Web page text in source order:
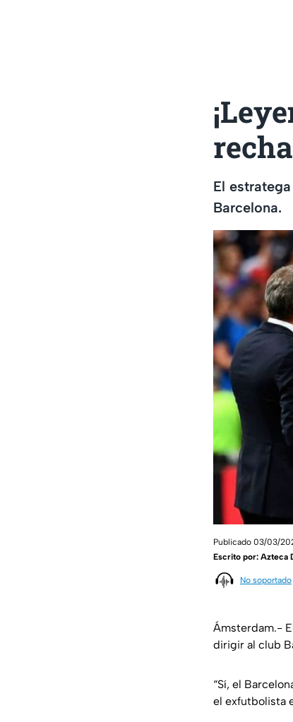
El
Barcelona.
Publicado 03/03/
Escrito por: Azteca
No soportado
Ámsterdam.-
dirigir al club
“Sí, el
el exfutbolista